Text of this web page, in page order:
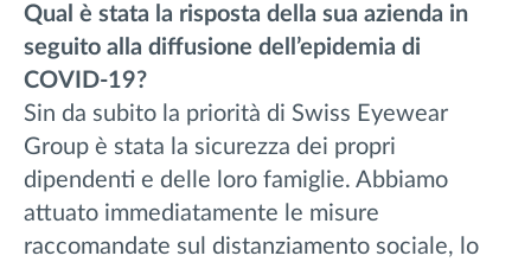
Qual è stata la risposta della sua azienda in
seguito alla diffusione dell’epidemia di
COVID-19?
Sin da subito la priorità di Swiss Eyewear
Group è stata la sicurezza dei propri
dipendenti e delle loro famiglie. Abbiamo
attuato immediatamente le misure
raccomandate sul distanziamento sociale, lo